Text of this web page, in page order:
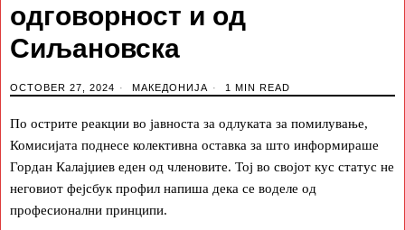
одговорност и од
Сиљановска
OCTOBER 27, 2024 МАКЕДОНИЈА 1 MIN READ
По острите реакции во јавноста за одлуката за помилување,
Комисијата поднесе колективна оставка за што информираше
Гордан Калајџиев еден од членовите. Тој во својот кус статус не
неговиот фејсбук профил напиша дека се воделе од
професионални принципи.